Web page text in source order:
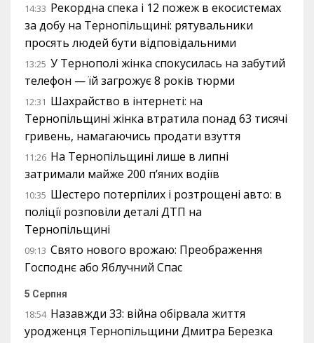
14:33 Рекордна спека і 12 пожеж в екосистемах
за добу на Тернопільщині: рятувальники
просять людей бути відповідальними
13:25 У Тернополі жінка спокусилась на забутий
телефон — їй загрожує 8 років тюрми
12:31 Шахрайство в інтернеті: на
Тернопільщині жінка втратила понад 63 тисячі
гривень, намагаючись продати взуття
11:26 На Тернопільщині лише в липні
затримали майже 200 п’яних водіїв
10:35 Шестеро потерпілих і розтрощені авто: в
поліції розповіли деталі ДТП на
Тернопільщині
09:13 Свято нового врожаю: Преображення
Господнє або Яблучний Спас
5 Серпня
18:54 Назавжди 33: війна обірвала життя
уродженця Тернопільщини Дмитра Березка